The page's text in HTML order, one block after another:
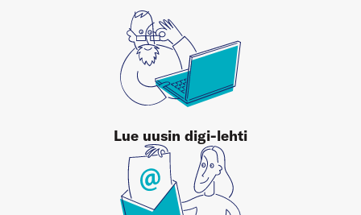
Lue uusin digi-lehti